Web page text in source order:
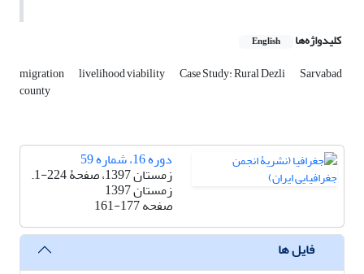
کلیدواژه‌ها English
migration livelihood viability Case Study: Rural Dezli Sarvabad
county
دوره 16، شماره 59
زمستان 1397، صفحۀ 224-1.
زمستان 1397
صفحه161-177
فایل ها